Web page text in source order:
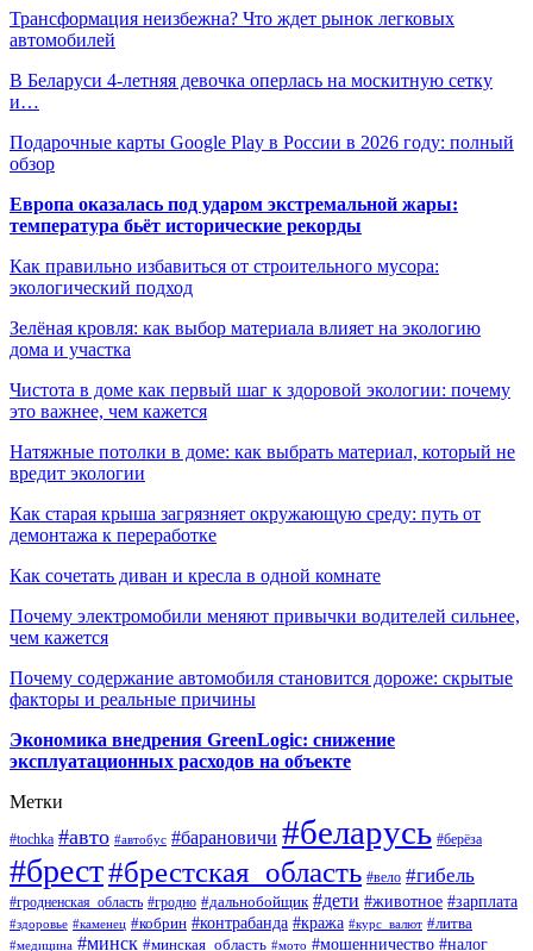
Трансформация неизбежна? Что ждет рынок легковых
автомобилей
В Беларуси 4-летняя девочка оперлась на москитную сетку
и…
Подарочные карты Google Play в России в 2026 году: полный
обзор
Европа оказалась под ударом экстремальной жары:
температура бьёт исторические рекорды
Как правильно избавиться от строительного мусора:
экологический подход
Зелёная кровля: как выбор материала влияет на экологию
дома и участка
Чистота в доме как первый шаг к здоровой экологии: почему
это важнее, чем кажется
Натяжные потолки в доме: как выбрать материал, который не
вредит экологии
Как старая крыша загрязняет окружающую среду: путь от
демонтажа к переработке
Как сочетать диван и кресла в одной комнате
Почему электромобили меняют привычки водителей сильнее,
чем кажется
Почему содержание автомобиля становится дороже: скрытые
факторы и реальные причины
Экономика внедрения GreenLogic: снижение
эксплуатационных расходов на объекте
Метки
#tochka #авто #автобус #барановичи #беларусь #берёза
#брест#брестская_область #вело #гибель
#гродненская_область #гродно #дальнобойщик #дети #животное #зарплата
#здоровье #каменец #кобрин #контрабанда #кража #курс_валют #литва
#медицина #минск #минская_область #мото #мошенничество #налог